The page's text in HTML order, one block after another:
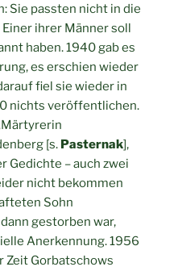
Sie passten nicht in die
ihrer Männer soll
haben. 1940 gab es
es erschien wieder
fiel sie wieder in
nichts veröffentlichen.
[s. Pasternak],
Gedichte – auch zwei
nicht bekommen
Sohn
gestorben war,
Anerkennung. 1956
Zeit Gorbatschows